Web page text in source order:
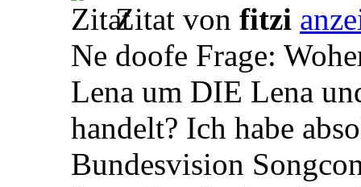
Zitat von fitzi
Ne doofe Frage:
Lena um DIE Lena
handelt? Ich habe
Bundesvision